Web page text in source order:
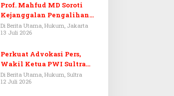
Prof. Mahfud MD Soroti
Kejanggalan Pengalihan
Penyelidikan Tersangka
Febrie Adriansyah
Di Berita Utama, Hukum, Jakarta
13 Juli 2026
Perkuat Advokasi Pers,
Wakil Ketua PWI Sultra
Resmi Dilantik Menjadi
Advokat PERADI
Di Berita Utama, Hukum, Sultra
12 Juli 2026